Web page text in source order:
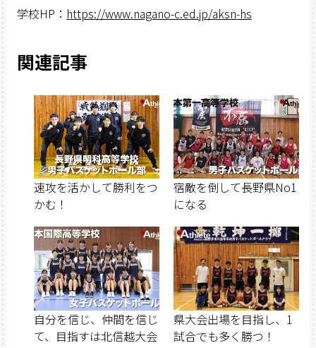
学校HP： https://www.nagano-c.ed.jp/aksn-hs
関連記事
速攻を活かして勝利をつ
かむ！
宿敵を倒して長野県No1
になる
自分を信じ、仲間を信じ
て、目指すは北信越大会
県大会出場を目指し、1
試合でも多く勝つ！